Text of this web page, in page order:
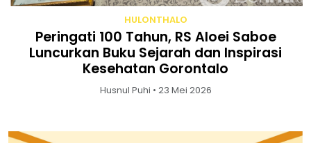
HULONTHALO
Peringati 100 Tahun, RS Aloei Saboe
Luncurkan Buku Sejarah dan Inspirasi
Kesehatan Gorontalo
Husnul Puhi • 23 Mei 2026